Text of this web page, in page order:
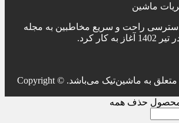
ماشین
راحت و سریع مخاطبین به مجله
کرد.
به ماشین‌تیک می‌باشد. Copyright ©
محصول حذف همه